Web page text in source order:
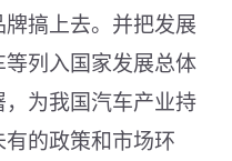
搞上去。并把发展
列入国家发展总体
为我国汽车产业持
的政策和市场环